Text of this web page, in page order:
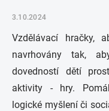
3.10.2024
Vzdělávací hračky,
navrhovány tak,
dovedností dětí
aktivity - hry.
logické myšlení či